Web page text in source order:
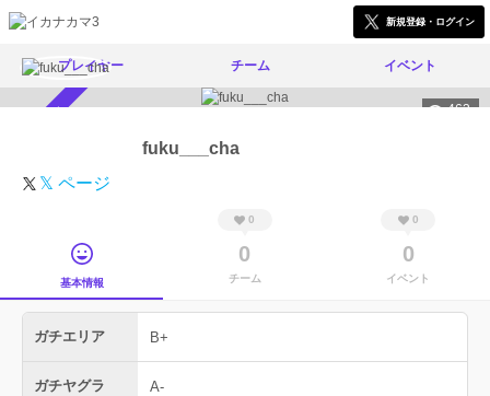
新規登録・ログイン
プレイヤー チーム イベント
463
fuku___cha
𝕏 ページ
基本情報
0
0
チーム
0
0
イベント
ガチエリア B+
ガチヤグラ A-